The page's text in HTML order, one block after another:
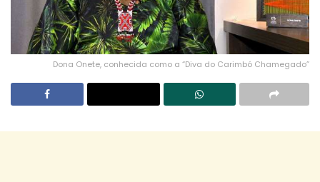
Dona Onete, conhecida como a “Diva do Carimbó Chamegado”